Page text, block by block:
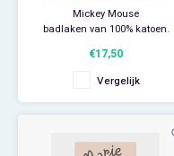
Mickey Mouse
badlaken van 100% katoen.
ideaal voor thuisgebruik, voor bij
de zwemles of als strandlaken
om te zonnen op het strand.
€17,50
Vergelijk